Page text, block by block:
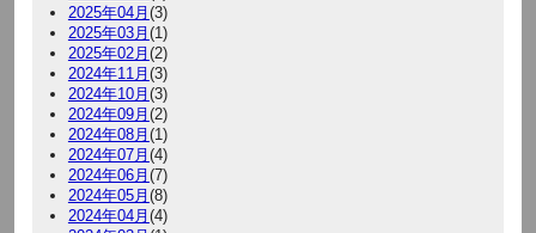
2025年04月 (3)
2025年03月 (1)
2025年02月 (2)
2024年11月 (3)
2024年10月 (3)
2024年09月 (2)
2024年08月 (1)
2024年07月 (4)
2024年06月 (7)
2024年05月 (8)
2024年04月 (4)